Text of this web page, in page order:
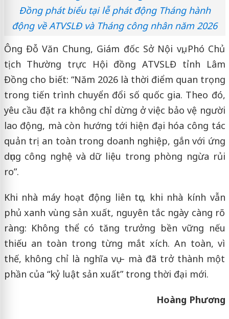
Đồng phát biểu tại lễ phát động Tháng hành
động về ATVSLĐ và Tháng công nhân năm 2026
Ông Đỗ Văn Chung, Giám đốc Sở Nội vụ, Phó Chủ
tịch Thường trực Hội đồng ATVSLĐ tỉnh Lâm
Đồng cho biết: “Năm 2026 là thời điểm quan trọng
trong tiến trình chuyển đổi số quốc gia. Theo đó,
yêu cầu đặt ra không chỉ dừng ở việc bảo vệ người
lao động, mà còn hướng tới hiện đại hóa công tác
quản trị an toàn trong doanh nghiệp, gắn với ứng
dụng công nghệ và dữ liệu trong phòng ngừa rủi
ro”.
Khi nhà máy hoạt động liên tục, khi nhà kính vẫn
phủ xanh vùng sản xuất, nguyên tắc ngày càng rõ
ràng: Không thể có tăng trưởng bền vững nếu
thiếu an toàn trong từng mắt xích. An toàn, vì
thế, không chỉ là nghĩa vụ – mà đã trở thành một
phần của “kỷ luật sản xuất” trong thời đại mới.
Hoàng Phương